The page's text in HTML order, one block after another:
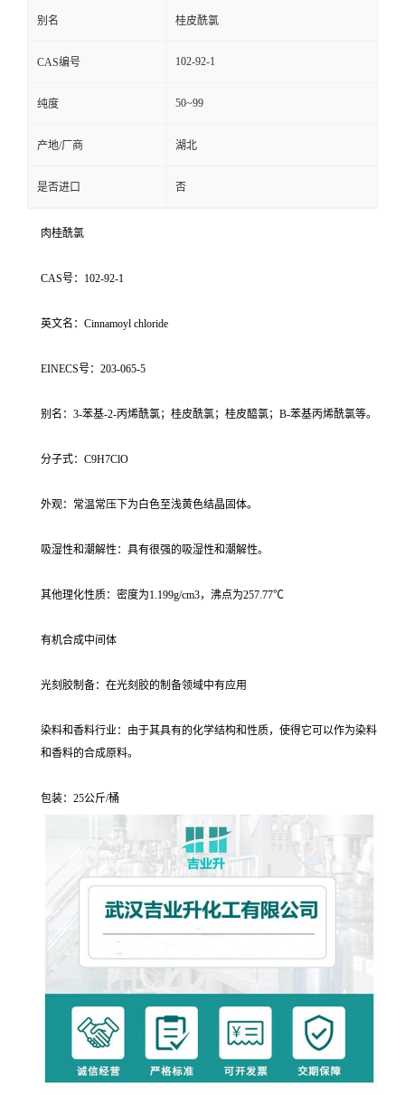
别名 桂皮酰氯
CAS编号 102-92-1
纯度 50~99
产地/厂商 湖北
是否进口 否
肉桂酰氯
CAS号：102-92-1
英文名：Cinnamoyl chloride
EINECS号：203-065-5
别名：3-苯基-2-丙烯酰氯；桂皮酰氯；桂皮醯氯；Β-苯基丙烯酰氯等。
分子式：C9H7ClO
外观：常温常压下为白色至浅黄色结晶固体。
吸湿性和潮解性：具有很强的吸湿性和潮解性。
其他理化性质：密度为1.199g/cm3，沸点为257.77℃
有机合成中间体
光刻胶制备：在光刻胶的制备领域中有应用
染料和香料行业：由于其具有的化学结构和性质，使得它可以作为染料
和香料的合成原料。
包装：25公斤/桶